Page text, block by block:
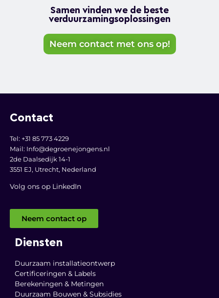
Samen vinden we de beste
verduurzamingsoplossingen
Neem contact met ons op!
Contact
Tel: +31 85 773 4229
Mail: Info@degroenejongens.nl
2de Daalsedijk 14-1
3551 EJ, Utrecht, Nederland
Volg ons op LinkedIn
Neem contact op
Diensten
Duurzaam installatieontwerp
Certificeringen & Labels
Berekeningen & Metingen
Duurzaam Bouwen & Subsidies